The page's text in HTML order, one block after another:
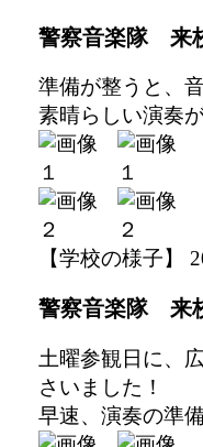
警察音楽隊
準備が整うと、
素晴らしい演奏
【学校の様子】
警察音楽隊
土曜参観日に、
さいました！
早速、演奏の準